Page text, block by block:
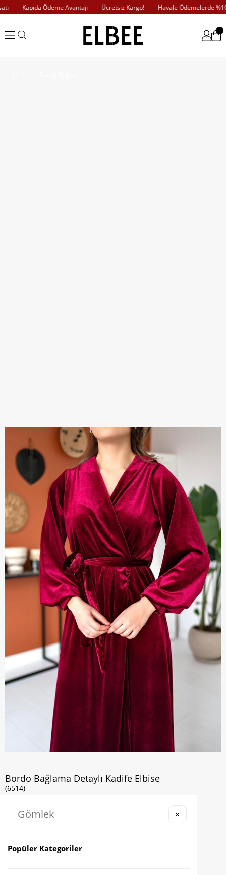
Kapıda Ödeme Avantajı Ücretsiz Kargo! Havale Ödemelerde
Bordo Bağlama Detaylı Kadife Elbise
(6514)
Kapıda Nakit veya Kart ile Ödeme İmkanı
✕
Popüler Kategoriler